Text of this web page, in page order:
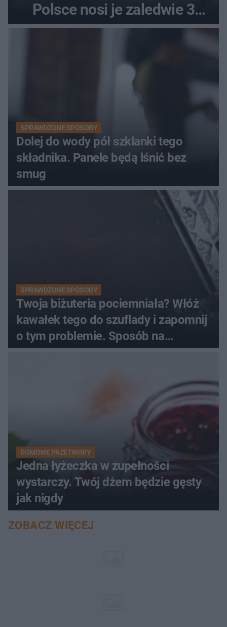
Polsce nosi je zaledwie 3
kobiety
SPRAWDZONE SPOSOBY
Dolej do wody pół szklanki tego
składnika. Panele będą lśnić bez
smug
SPRAWDZONE SPOSOBY
Twoja biżuteria pociemniała? Włóż
kawałek tego do szuflady i zapomnij
o tym problemie. Sposób na
pociemniałą biżuterię
DOMOWE PRZETWORY
Jedna łyżeczka w zupełności
wystarczy. Twój dżem będzie gęsty
jak nigdy
ZOBACZ WIĘCEJ